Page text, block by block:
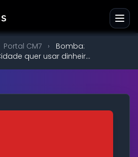
Portal CM7 ›
Bomba:
quer usar dinheir...